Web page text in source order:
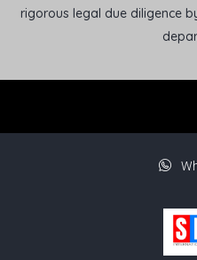
rigorous legal due diligence